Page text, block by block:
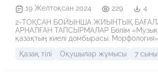
19 Желтоқсан 2024 229
4
2-ТОҚСАН БОЙЫНША ЖИЫНТЫҚ
АРНАЛҒАН ТАПСЫРМАЛАР Бөлім
қазақтың киелі домбырасы. Морфология» 7-сынып. № 2
Қазақ тілі
Оқушылар жұмысы 7